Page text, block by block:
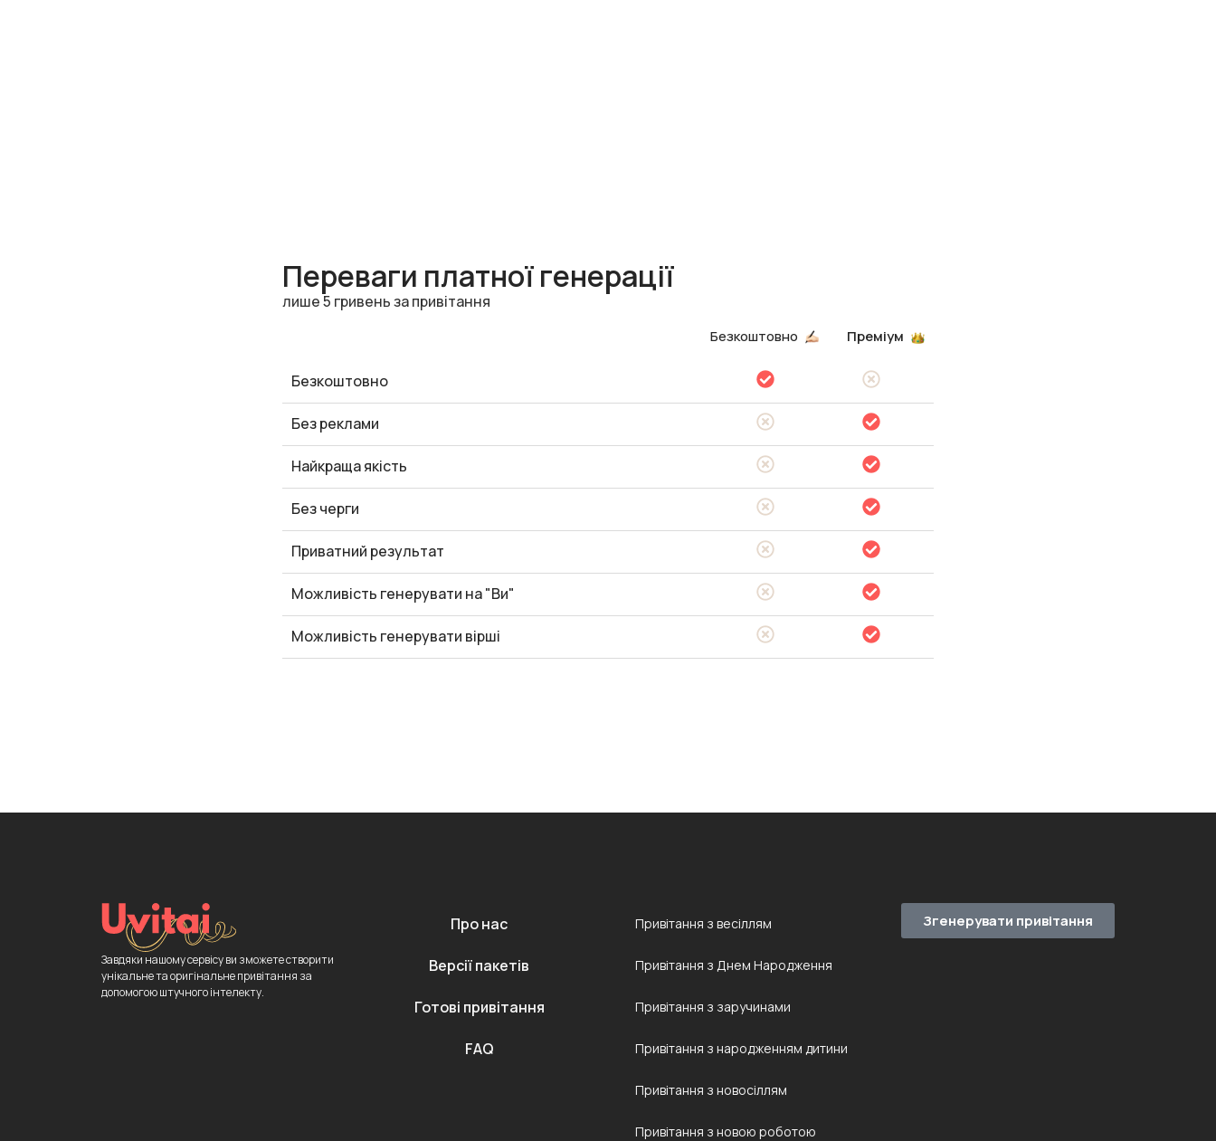
Переваги платної генерації
лише 5 гривень за привітання
Безкоштовно Преміум
Безкоштовно
Без реклами
Найкраща якість
Без черги
Приватний результат
Можливість генерувати на "Ви"
Можливість генерувати вірші
Завдяки нашому сервісу ви зможете створити
унікальне та оригінальне привітання за
допомогою штучного інтелекту.
Про нас
Версії пакетів
Готові привітання
FAQ
Привітання з весіллям
Привітання з Днем Народження
Привітання з заручинами
Привітання з народженням дитини
Привітання з новосіллям
Привітання з новою роботою
Згенерувати привітання